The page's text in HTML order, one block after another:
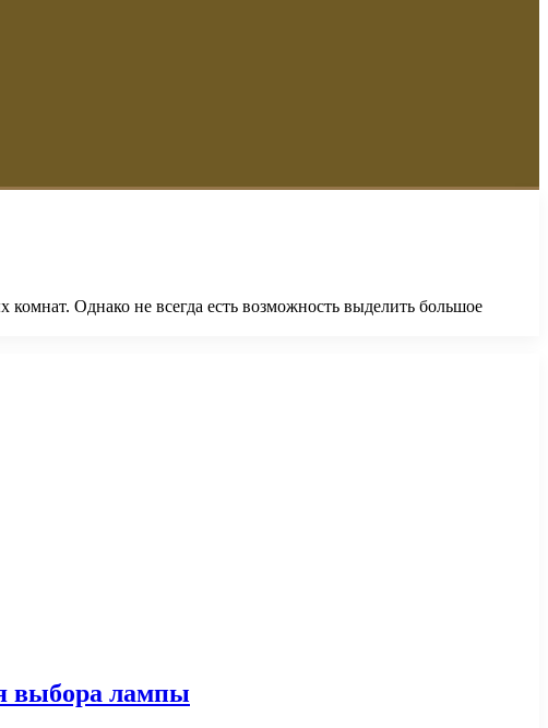
Однако не всегда есть возможность выделить большое
выбора лампы